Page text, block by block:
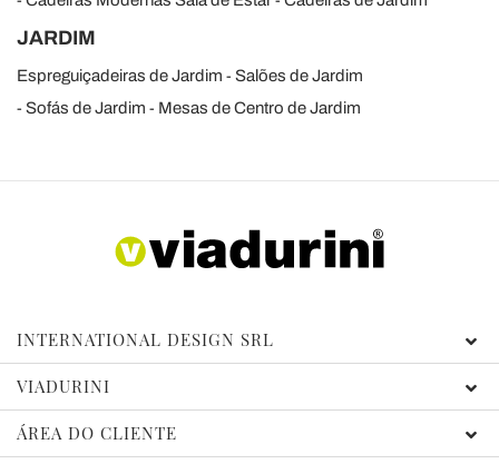
JARDIM
Espreguiçadeiras de Jardim
Salões de Jardim
Sofás de Jardim
Mesas de Centro de Jardim
INTERNATIONAL DESIGN SRL
VIADURINI
ÁREA DO CLIENTE